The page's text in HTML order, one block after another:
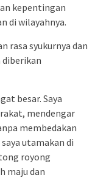
kepentingan
di wilayahnya.
rasa syukurnya dan
diberikan
besar. Saya
mendengar
membedakan
utamakan di
royong
maju dan